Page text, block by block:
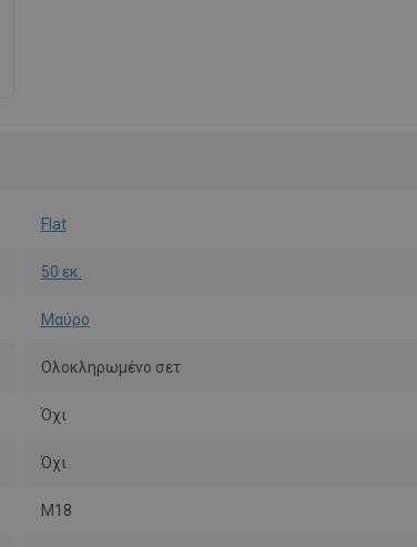
Flat
50 εκ.
Μαύρο
Ολοκληρωμένο σετ
Όχι
Όχι
M18